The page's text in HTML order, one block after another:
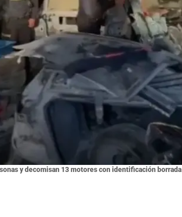
y decomisan 13 motores con identificación borrada